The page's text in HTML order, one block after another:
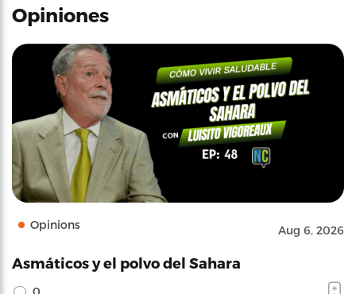
Opiniones
Opinions Aug 6, 2026
Asmáticos y el polvo del Sahara
0